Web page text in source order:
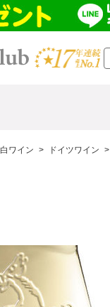
白ワイン > ドイツワイン >